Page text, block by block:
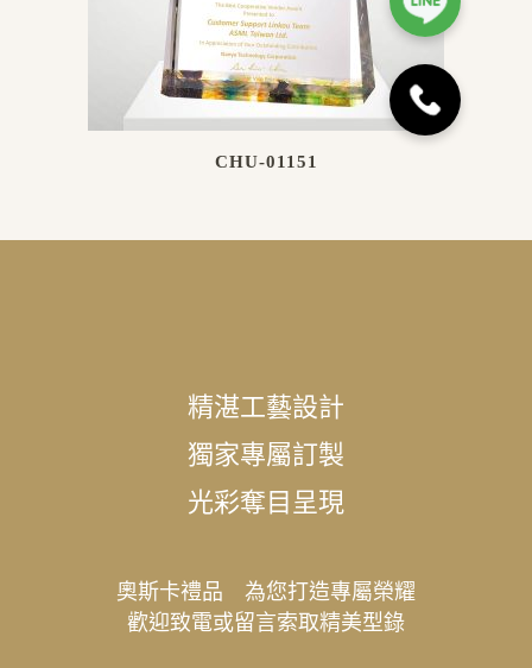
CHU-01151
精湛工藝設計
獨家專屬訂製
光彩奪目呈現
奧斯卡禮品 為您打造專屬榮耀
歡迎致電或留言索取精美型錄